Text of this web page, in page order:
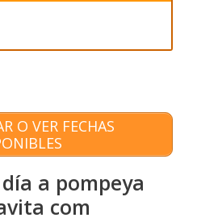
O VER FECHAS
a pompeya
com